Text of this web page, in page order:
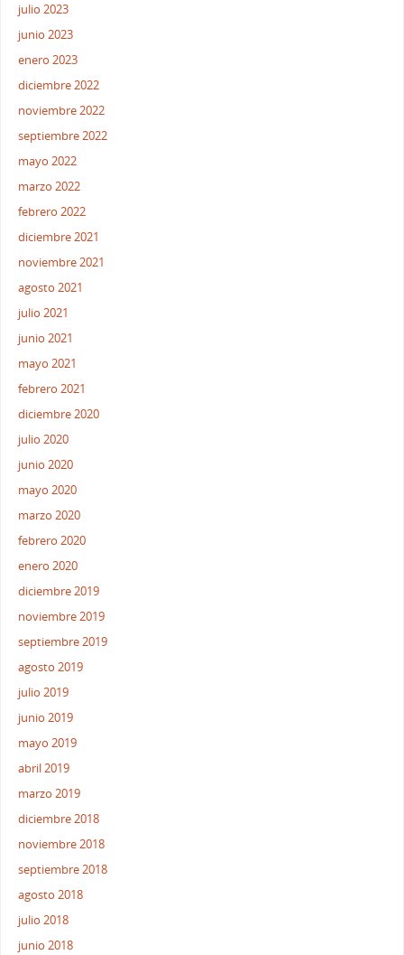
julio 2023
junio 2023
enero 2023
diciembre 2022
noviembre 2022
septiembre 2022
mayo 2022
marzo 2022
febrero 2022
diciembre 2021
noviembre 2021
agosto 2021
julio 2021
junio 2021
mayo 2021
febrero 2021
diciembre 2020
julio 2020
junio 2020
mayo 2020
marzo 2020
febrero 2020
enero 2020
diciembre 2019
noviembre 2019
septiembre 2019
agosto 2019
julio 2019
junio 2019
mayo 2019
abril 2019
marzo 2019
diciembre 2018
noviembre 2018
septiembre 2018
agosto 2018
julio 2018
junio 2018